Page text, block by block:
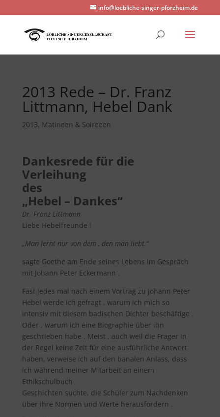
info@loebliche-singer-pforzheim.de
2013 Rede – Dr. Franz
Littmann, Hebel Dank
2013, Matineen & Soireeen
Dankesrede für die
Verleihung
des
„Hebel – Dankes“
Dr. Franz Littmann
Liebe Hebelfreunde !
„Man lernt nur von dem , den man liebt.“
sagte Goethe am Ende seines Lebens im Gespräch
mit Johann Peter Eckermann .
Fast jedes mal nach einem Vortrag zu Johann Peter
Hebel werde ich gefragt , warum ich mich so
intensiv mit diesem badischen Dichter beschäftige .
Oder , warum ich eine Biographie über ihn
geschrieben habe . Meist , auch weil die Frager in
der Regel keine Zeit für eine ausführliche Antwort
haben, verweise ich auf den banalen Anlass, dass
ich während meiner Mitarbeit an einem
Ethikschulbuch
Geschichten suchte, die Schüler zum Nachdenken
über ihre Normen und Werte herausfordern .